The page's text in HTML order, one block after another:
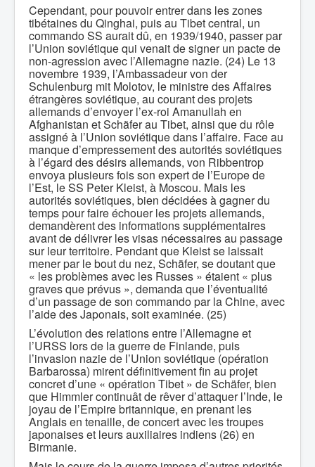
Cependant, pour pouvoir entrer dans les zones
tibétaines du Qinghai, puis au Tibet central, un
commando SS aurait dû, en 1939/1940, passer par
l’Union soviétique qui venait de signer un pacte de
non-agression avec l’Allemagne nazie. (24) Le 13
novembre 1939, l’Ambassadeur von der
Schulenburg mit Molotov, le ministre des Affaires
étrangères soviétique, au courant des projets
allemands d’envoyer l’ex-roi Amanullah en
Afghanistan et Schäfer au Tibet, ainsi que du rôle
assigné à l’Union soviétique dans l’affaire. Face au
manque d’empressement des autorités soviétiques
à l’égard des désirs allemands, von Ribbentrop
envoya plusieurs fois son expert de l’Europe de
l’Est, le SS Peter Kleist, à Moscou. Mais les
autorités soviétiques, bien décidées à gagner du
temps pour faire échouer les projets allemands,
demandèrent des informations supplémentaires
avant de délivrer les visas nécessaires au passage
sur leur territoire. Pendant que Kleist se laissait
mener par le bout du nez, Schäfer, se doutant que
« les problèmes avec les Russes » étaient « plus
graves que prévus », demanda que l’éventualité
d’un passage de son commando par la Chine, avec
l’aide des Japonais, soit examinée. (25)
L’évolution des relations entre l’Allemagne et
l’URSS lors de la guerre de Finlande, puis
l’invasion nazie de l’Union soviétique (opération
Barbarossa) mirent définitivement fin au projet
concret d’une « opération Tibet » de Schäfer, bien
que Himmler continuât de rêver d’attaquer l’Inde, le
joyau de l’Empire britannique, en prenant les
Anglais en tenaille, de concert avec les troupes
japonaises et leurs auxiliaires indiens (26) en
Birmanie.